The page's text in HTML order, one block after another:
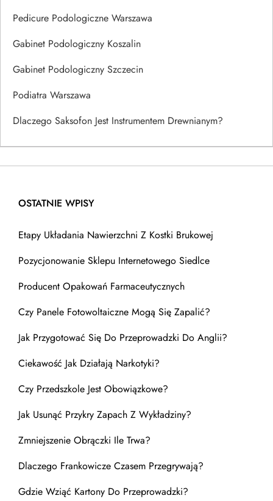
Pedicure Podologiczne Warszawa
Gabinet Podologiczny Koszalin
Gabinet Podologiczny Szczecin
Podiatra Warszawa
Dlaczego Saksofon Jest Instrumentem Drewnianym?
OSTATNIE WPISY
Etapy Układania Nawierzchni Z Kostki Brukowej
Pozycjonowanie Sklepu Internetowego Siedlce
Producent Opakowań Farmaceutycznych
Czy Panele Fotowoltaiczne Mogą Się Zapalić?
Jak Przygotować Się Do Przeprowadzki Do Anglii?
Ciekawość Jak Działają Narkotyki?
Czy Przedszkole Jest Obowiązkowe?
Jak Usunąć Przykry Zapach Z Wykładziny?
Zmniejszenie Obrączki Ile Trwa?
Dlaczego Frankowicze Czasem Przegrywają?
Gdzie Wziąć Kartony Do Przeprowadzki?